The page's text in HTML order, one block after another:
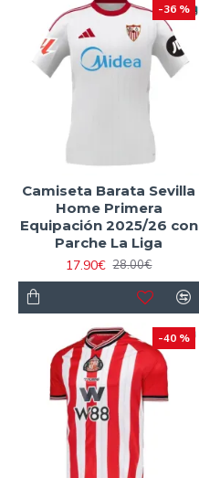
-36 %
Camiseta Barata Sevilla
Home Primera
Equipación 2025/26 con
Parche La Liga
17.90€ 28.00€
-40 %